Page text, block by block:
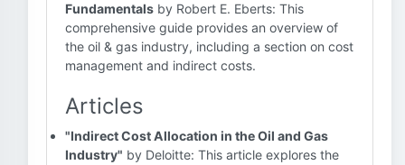
Fundamentals by Robert E. Eberts: This
comprehensive guide provides an overview of
the oil & gas industry, including a section on cost
management and indirect costs.
Articles
"Indirect Cost Allocation in the Oil and Gas
Industry" by Deloitte: This article explores the